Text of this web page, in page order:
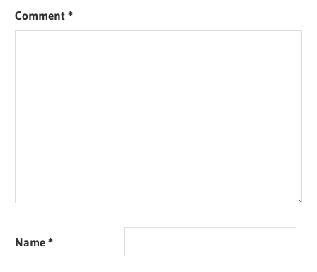
Comment*
Name*